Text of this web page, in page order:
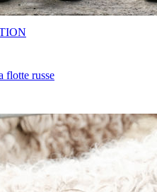
flotte russe